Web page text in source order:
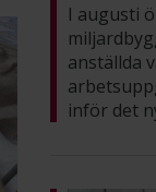
I augusti
anställda
inför det